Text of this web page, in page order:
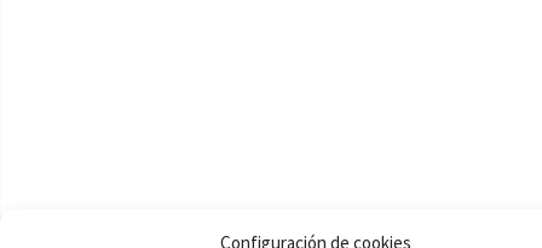
Configuración de cookies